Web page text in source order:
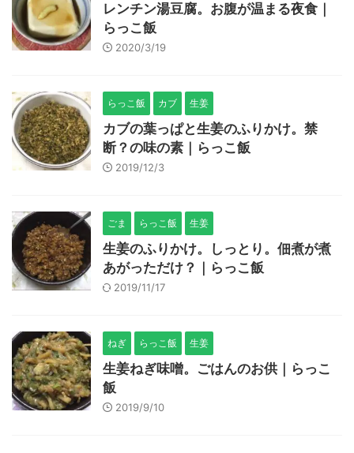
レンチン湯豆腐。お腹が温まる夜食｜
らっこ飯
2020/3/19
らっこ飯 カブ 生姜
カブの葉っぱと生姜のふりかけ。禁
断？の味の素｜らっこ飯
2019/12/3
ごま らっこ飯 生姜
生姜のふりかけ。しっとり。佃煮が煮
あがっただけ？｜らっこ飯
2019/11/17
ねぎ らっこ飯 生姜
生姜ねぎ味噌。ごはんのお供｜らっこ
飯
2019/9/10